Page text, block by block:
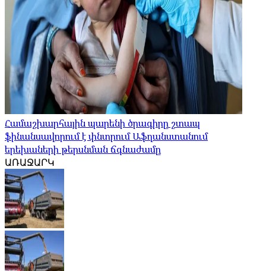
Համաշխարհային պարենի ծրագիրը շտապ
ֆինանսավորում է փնտրում Աֆղանստանում
երեխաների թերսնման ճգնաժամը
ԱՌԱՋԱՐԿ